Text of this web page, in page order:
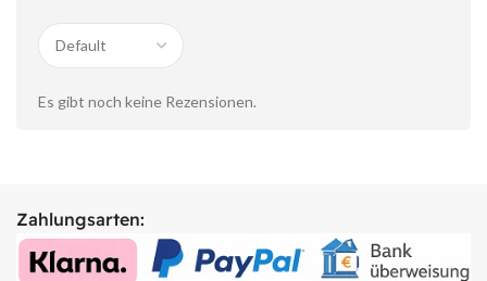
Es gibt noch keine Rezensionen.
Zahlungsarten: